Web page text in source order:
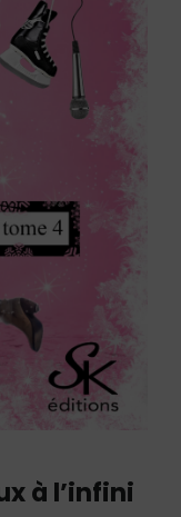
à l’infini